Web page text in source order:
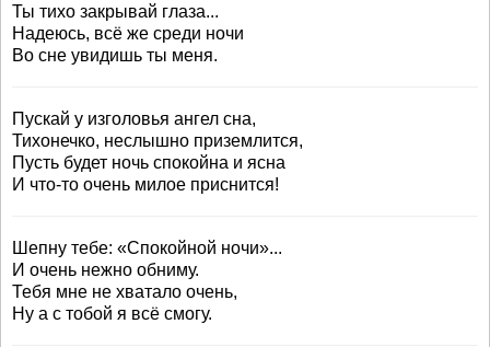
Ты тихо закрывай глаза...
Надеюсь, всё же среди ночи
Во сне увидишь ты меня.
Пускай у изголовья ангел сна,
Тихонечко, неслышно приземлится,
Пусть будет ночь спокойна и ясна
И что-то очень милое приснится!
Шепну тебе: «Спокойной ночи»...
И очень нежно обниму.
Тебя мне не хватало очень,
Ну а с тобой я всё смогу.